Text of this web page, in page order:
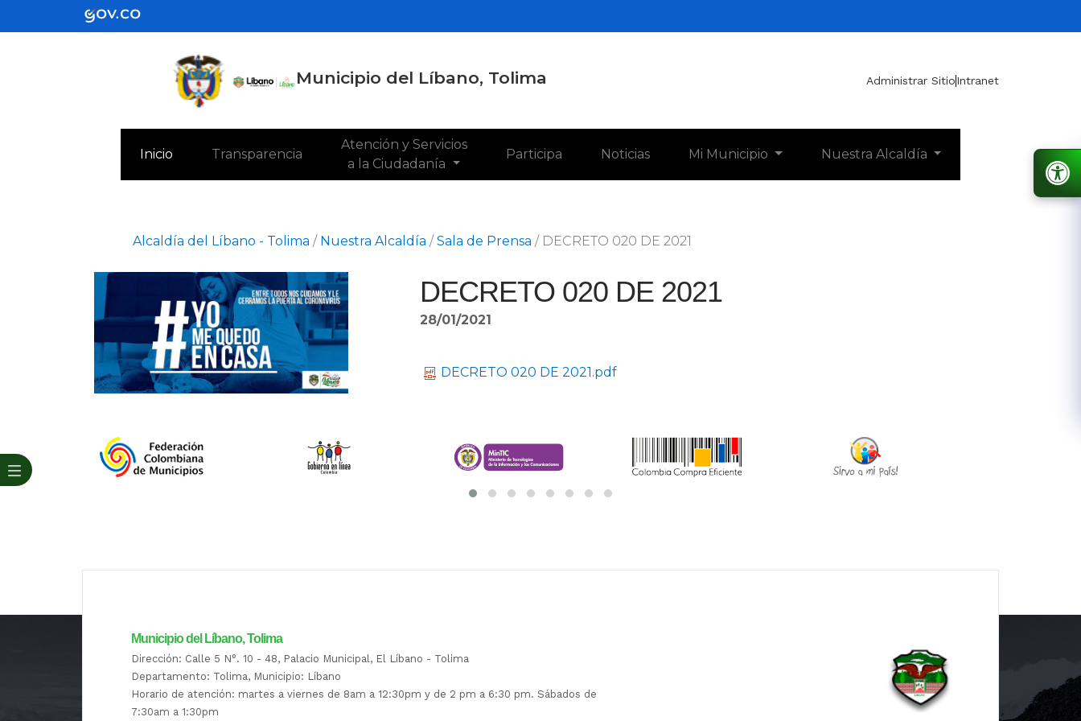
Municipio del Líbano, Tolima Administrar SitioIntranet
Inicio(current)Transparencia
Atención y Servicios
a la Ciudadanía
Participa Noticias Mi Municipio Nuestra Alcaldía
Alcaldía del Líbano - Tolima / Nuestra Alcaldía / Sala de Prensa / DECRETO 020 DE 2021
DECRETO 020 DE 2021
28/01/2021
DECRETO 020 DE 2021.pdf
Municipio del Líbano, Tolima
Dirección: Calle 5 N°. 10 - 48, Palacio Municipal, El Líbano - Tolima
Departamento: Tolima, Municipio: Líbano
Horario de atención: martes a viernes de 8am a 12:30pm y de 2 pm a 6:30 pm. Sábados de
7:30am a 1:30pm